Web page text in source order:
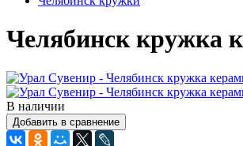
Челябинск кружка
В наличии
Добавить в сравнение